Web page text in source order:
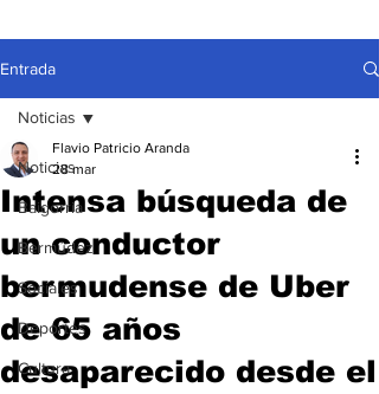
Entrada
Noticias
Baigorria
Bermúdez
Sociales
Deportes
Cultura
Noticias
Intensa búsqueda de
un conductor
bermudense de Uber
de 65 años
desaparecido desde el
Flavio Patricio Aranda
28 mar